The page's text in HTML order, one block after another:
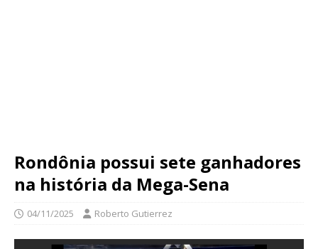
Rondônia possui sete ganhadores
na história da Mega-Sena
04/11/2025 Roberto Gutierrez